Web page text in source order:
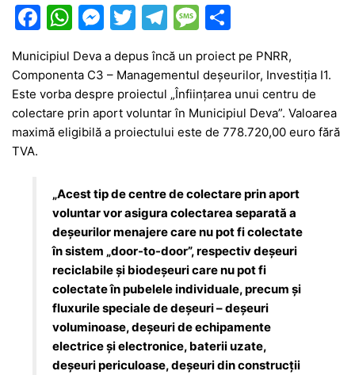
F
a
c
e
b
o
k
W
at
s
A
p
M
s
s
e
n
er
T
w
itt
er
T
e
gr
a
m
M
s
s
a
g
ta
je
a
z
Municipiul Deva a depus încă un proiect pe PNRR,
Componenta C3 – Managementul deşeurilor, Investiţia I1.
Este vorba despre proiectul „Înfiinţarea unui centru de
colectare prin aport voluntar în Municipiul Deva”. Valoarea
maximă eligibilă a proiectului este de 778.720,00 euro fără
TVA.
„Acest tip de centre de colectare prin aport
voluntar vor asigura colectarea separată a
deșeurilor menajere care nu pot fi colectate
în sistem „door-to-door”, respectiv deșeuri
reciclabile și biodeșeuri care nu pot fi
colectate în pubelele individuale, precum și
fluxurile speciale de deșeuri – deșeuri
voluminoase, deșeuri de echipamente
electrice și electronice, baterii uzate,
deșeuri periculoase, deșeuri din construcții